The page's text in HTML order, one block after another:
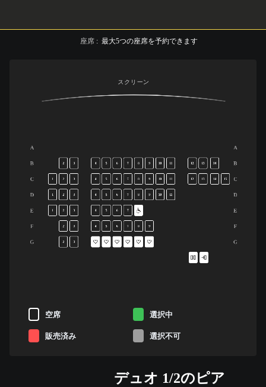
座席 : 最大5つの座席を予約できます
スクリーン
A
B
C
D
E
F
G
A
B
C
D
E
F
G
2 3 4 5 6 7 8 9 10 11 12 13 14
1 2 3 4 5 6 7 8 9 10 11 12 13 14 15
1 2 3 4 5 6 7 8 9 10 11
1 2 3 4 5 6 7
2 3 4 5 6 7 8 9
2 3
空席 選択中
販売済み 選択不可
デュオ 1/2のピア